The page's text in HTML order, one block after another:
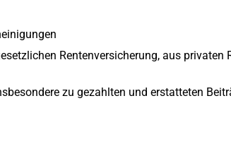
Rentenversicherung, aus privaten
zu gezahlten und erstatteten